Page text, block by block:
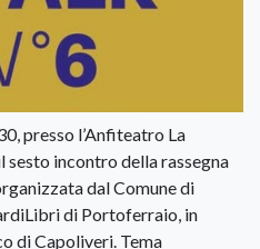
presso l’Anfiteatro La
incontro della rassegna
dal Comune di
di Portoferraio, in
di Capoliveri. Tema